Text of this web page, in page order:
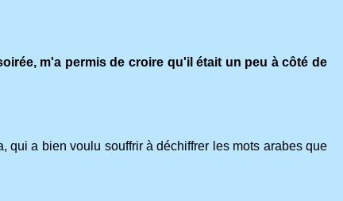
m'a permis de croire qu'il était un peu à côté de
qui a bien voulu souffrir à déchiffrer les mots arabes que